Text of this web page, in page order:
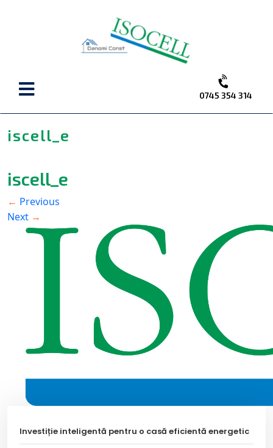
0745 354 314
iscell_e
iscell_e
← Previous
Next →
Investiție inteligentă pentru o casă eficientă energetic